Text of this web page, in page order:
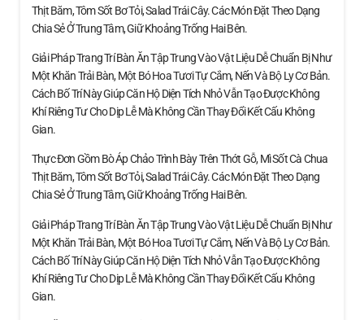
Thịt Băm, Tôm Sốt Bơ Tỏi, Salad Trái Cây. Các Món Đặt Theo Dạng
Chia Sẻ Ở Trung Tâm, Giữ Khoảng Trống Hai Bên.
Giải Pháp Trang Trí Bàn Ăn Tập Trung Vào Vật Liệu Dễ Chuẩn Bị Như
Một Khăn Trải Bàn, Một Bó Hoa Tươi Tự Cắm, Nến Và Bộ Ly Cơ Bản.
Cách Bố Trí Này Giúp Căn Hộ Diện Tích Nhỏ Vẫn Tạo Được Không
Khí Riêng Tư Cho Dịp Lễ Mà Không Cần Thay Đổi Kết Cấu Không
Gian.
Thực Đơn Gồm Bò Áp Chảo Trình Bày Trên Thớt Gỗ, Mì Sốt Cà Chua
Thịt Băm, Tôm Sốt Bơ Tỏi, Salad Trái Cây. Các Món Đặt Theo Dạng
Chia Sẻ Ở Trung Tâm, Giữ Khoảng Trống Hai Bên.
Giải Pháp Trang Trí Bàn Ăn Tập Trung Vào Vật Liệu Dễ Chuẩn Bị Như
Một Khăn Trải Bàn, Một Bó Hoa Tươi Tự Cắm, Nến Và Bộ Ly Cơ Bản.
Cách Bố Trí Này Giúp Căn Hộ Diện Tích Nhỏ Vẫn Tạo Được Không
Khí Riêng Tư Cho Dịp Lễ Mà Không Cần Thay Đổi Kết Cấu Không
Gian.